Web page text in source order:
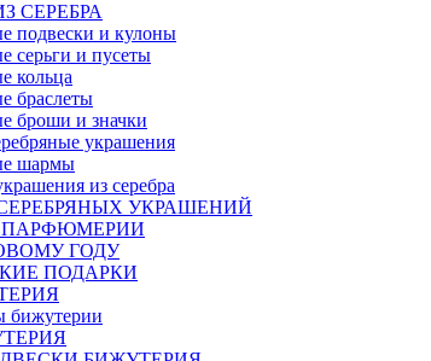
СЕРЕБРА
подвески и кулоны
серьги и пусеты
кольца
браслеты
броши и значки
украшения
шармы
из серебра
УКРАШЕНИЙ
ГОДУ
ПОДАРКИ
бижутерии